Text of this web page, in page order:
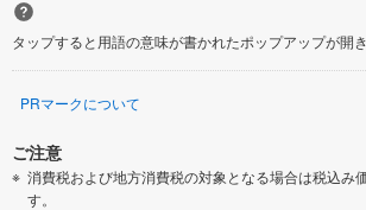
タップすると用語の意味が書かれたポップアップが開き
PRマークについて
ご注意
消費税および地方消費税の対象となる場合は税込み
す。